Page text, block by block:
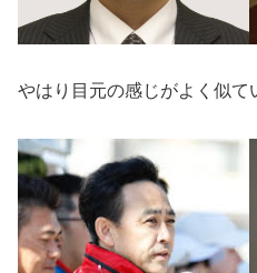
やはり目元の感じがよく似て